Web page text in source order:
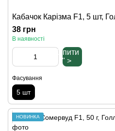
Кабачок Карізма F1, 5 шт,
38 грн
В наявності
Купити
" >
Фасування
5 шт
НОВИНКА